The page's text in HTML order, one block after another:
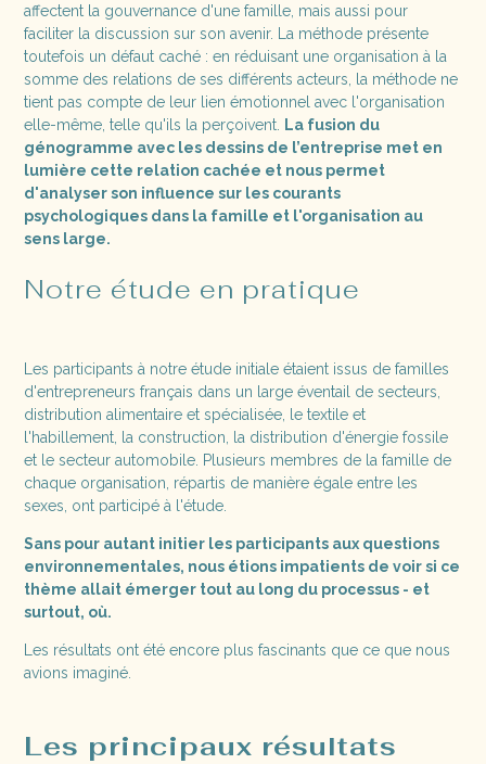
affectent la gouvernance d'une famille, mais aussi pour
faciliter la discussion sur son avenir. La méthode présente
toutefois un défaut caché : en réduisant une organisation à la
somme des relations de ses différents acteurs, la méthode ne
tient pas compte de leur lien émotionnel avec l'organisation
elle-même, telle qu'ils la perçoivent.
La fusion du
génogramme avec les dessins de l’entreprise met en
lumière cette relation cachée et nous permet
d'analyser son influence sur les courants
psychologiques dans la famille et l'organisation au
sens large.
Notre étude en pratique
Les participants à notre étude initiale étaient issus de familles
d'entrepreneurs français dans un large éventail de secteurs,
distribution alimentaire et spécialisée, le textile et
l'habillement, la construction, la distribution d'énergie fossile
et le secteur automobile. Plusieurs membres de la famille de
chaque organisation, répartis de manière égale entre les
sexes, ont participé à l'étude.
Sans pour autant initier les participants aux questions
environnementales, nous étions impatients de voir si ce
thème allait émerger tout au long du processus - et
surtout, où.
Les résultats ont été encore plus fascinants que ce que nous
avions imaginé.
Les principaux résultats